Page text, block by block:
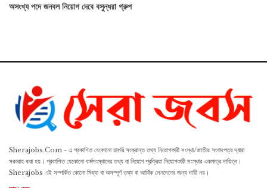
অসংখ্য পদে জনবল নিয়োগ দেবে বসুন্ধরা গ্রুপ
Sherajobs.Com - এ প্রকাশিত যেকোনো চাকরি সংক্রান্ত তথ্য নিয়োগকারী সংস্থা/জাতীয় সংবাদপত্র দ্বারা
সরবরাহ করা হয়। প্রকাশিত যেকোনো কর্মসংস্থানের তথ্য বা নিয়োগ প্রক্রিয়া নিয়োগকারী সংস্থার একমাত্র দায়িত্ব।
Sherajobs এই সম্পর্কিত কোনো মিথ্যা বা অসম্পূর্ণ তথ্য বা আর্থিক লেনদেনের জন্য দায়ী নয়।